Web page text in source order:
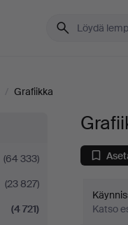
/ Grafiikka
(64 333)
(23 827)
(4 721)
Katso